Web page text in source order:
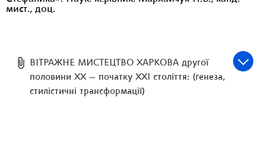
мист., доц.
ВІТРАЖНЕ МИСТЕЦТВО ХАРКОВА другої
половини XX — початку XXІ століття: (ґенеза,
стилістичні трансформації)